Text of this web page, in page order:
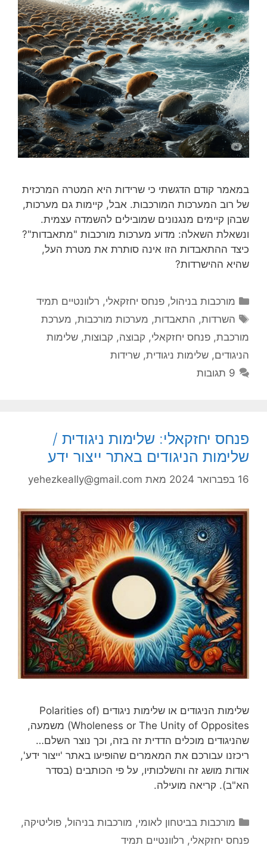
במאמר קודם הדגשתי כי שרידות היא המטרה המרכזית
של רוב המערכות המורכבות. אבל, קיימות גם מערכות,
שבהן קיימים מנגנונים שמובילים להשמדה עצמית.
ונשאלת השאלה: מדוע מערכות מורכבות "מתאבדות"?
כיצד ההתאבדות הזו אינה סותרת את מטרת העל,
שהיא ההישרדות?
קטגוריות
מורכבות בניהול,פנחס יחזקאלי, רלוונטיים תמיד
תגיות
השרדות, התאבדות, מערכות מורכבות, מערכת
מורכבת, פנחס יחזקאלי, קבוצה, קבוצות, שלימות
הניגודים, שלימות ניגודית, שרידות
9 תגובות
פנחס יחזקאלי: שלימות ניגודית /
שלימות הניגודים באתר ייצור ידע
16 בפברואר 2024 מאת yehezkeally@gmail.com
שלימות הניגודים או שלימות ניגודים (Polarities of
Wholeness or The Unity of Opposites) משמעה,
שהניגודים מוכלים הדדית זה בזה, וכך נוצר השלם…
ריכזנו עבורכם את המאמרים שהופיעו באתר 'ייצור ידע',
אודות מושג זה והשלכותיו, על פי הכותבים (בסדר
הא"ב). קריאה מועילה.
קטגוריות
מורכבות בביטחון לאומי, מורכבות בניהול,פוליטיקה,
פנחס יחזקאלי, רלוונטיים תמיד